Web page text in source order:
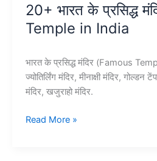
20+ भारत के प्रसिद्ध
Temple in India
भारत के प्रसिद्ध मंदिर (Famous
ज्योतिर्लिंग मंदिर, मीनाक्षी मंदिर, गोल्डन
मंदिर, खजुराहो मंदिर.
20+
Read More »